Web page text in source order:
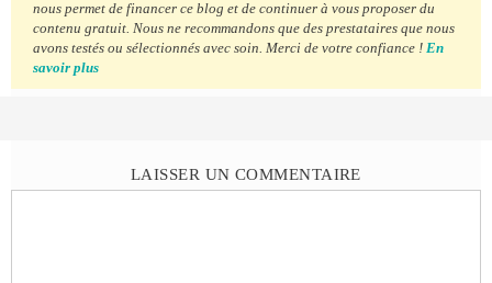
nous permet de financer ce blog et de continuer à vous proposer du
contenu gratuit. Nous ne recommandons que des prestataires que nous
avons testés ou sélectionnés avec soin. Merci de votre confiance ! En
savoir plus
LAISSER UN COMMENTAIRE